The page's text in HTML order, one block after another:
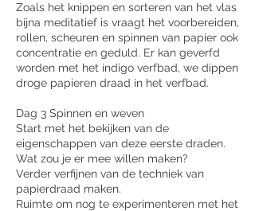
Zoals het knippen en sorteren van het vlas
bijna meditatief is vraagt het voorbereiden,
rollen, scheuren en spinnen van papier ook
concentratie en geduld. Er kan geverfd
worden met het indigo verfbad, we dippen
droge papieren draad in het verfbad.
Dag 3 Spinnen en weven
Start met het bekijken van de
eigenschappen van deze eerste draden.
Wat zou je er mee willen maken?
Verder verfijnen van de techniek van
papierdraad maken.
Ruimte om nog te experimenteren met het